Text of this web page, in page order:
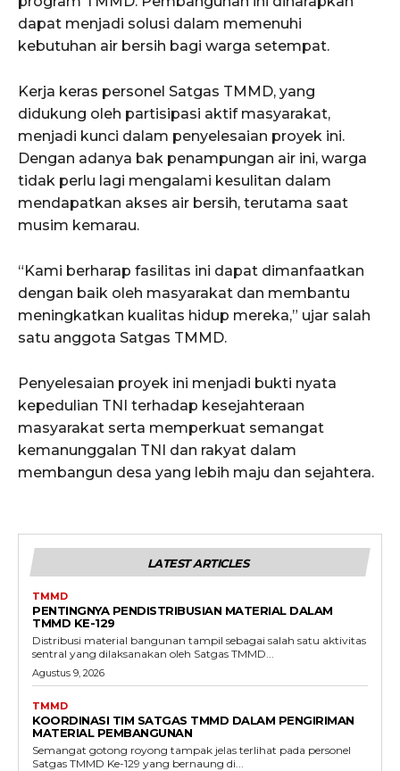
dapat menjadi solusi dalam memenuhi
kebutuhan air bersih bagi warga setempat.
Kerja keras personel Satgas TMMD, yang
didukung oleh partisipasi aktif masyarakat,
menjadi kunci dalam penyelesaian proyek ini.
Dengan adanya bak penampungan air ini, warga
tidak perlu lagi mengalami kesulitan dalam
mendapatkan akses air bersih, terutama saat
musim kemarau.
“Kami berharap fasilitas ini dapat dimanfaatkan
dengan baik oleh masyarakat dan membantu
meningkatkan kualitas hidup mereka,” ujar salah
satu anggota Satgas TMMD.
Penyelesaian proyek ini menjadi bukti nyata
kepedulian TNI terhadap kesejahteraan
masyarakat serta memperkuat semangat
kemanunggalan TNI dan rakyat dalam
membangun desa yang lebih maju dan sejahtera.
LATEST ARTICLES
TMMD
PENTINGNYA PENDISTRIBUSIAN MATERIAL DALAM
TMMD KE-129
Distribusi material bangunan tampil sebagai salah satu aktivitas
sentral yang dilaksanakan oleh Satgas TMMD...
Agustus 9, 2026
TMMD
KOORDINASI TIM SATGAS TMMD DALAM PENGIRIMAN
MATERIAL PEMBANGUNAN
Semangat gotong royong tampak jelas terlihat pada personel
Satgas TMMD Ke-129 yang bernaung di...